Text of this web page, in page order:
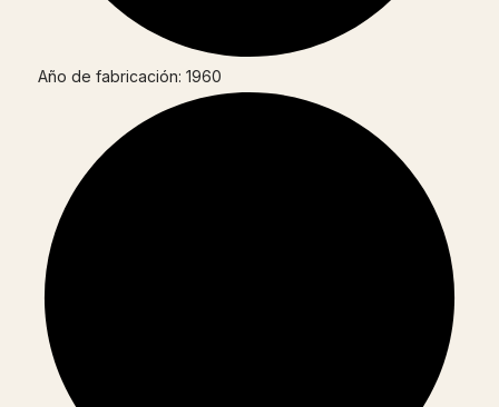
Año de fabricación: 1960